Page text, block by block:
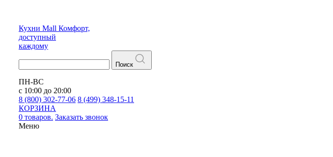
Кухни Mall Комфорт,
доступный
каждому
Поиск
ПН-ВС
с 10:00 до 20:00
8 (800) 302-77-06 8 (499) 348-15-11
КОРЗИНА
0 товаров. Заказать звонок
Меню